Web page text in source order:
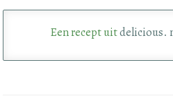
Een recept uitdelicious.